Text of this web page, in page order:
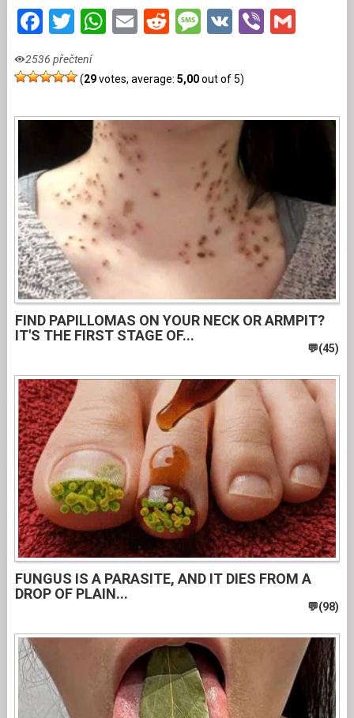
Facebook
Twitter
WhatsApp
EmailRedditMessage
VKViber
2536 přečtení
(29votes, average: 5,00out of 5)
FIND PAPILLOMAS ON YOUR NECK OR ARMPIT?
IT'S THE FIRST STAGE OF...
FUNGUS IS A PARASITE, AND IT DIES FROM A
DROP OF PLAIN...